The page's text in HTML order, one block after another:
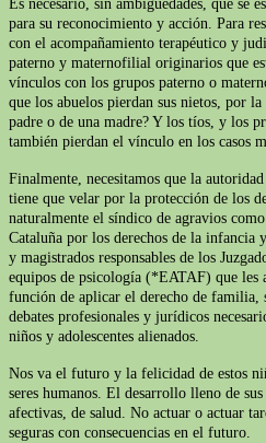
Es necesario, sin ambigüedades, que se
para su reconocimiento y acción. Para
con el acompañamiento terapéutico y
paterno y maternofilial originarios que
vínculos con los grupos paterno o
que los abuelos pierdan sus nietos, por
padre o de una madre? Y los tíos, y los
también pierdan el vínculo en los casos
Finalmente, necesitamos que la
tiene que velar por la protección de los
naturalmente el síndico de agravios
Cataluña por los derechos de la infancia
y magistrados responsables de los
equipos de psicología (*EATAF) que les
función de aplicar el derecho de familia,
debates profesionales y jurídicos
niños y adolescentes alienados.
Nos va el futuro y la felicidad de estos
seres humanos. El desarrollo lleno de sus
afectivas, de salud. No actuar o actuar
seguras con consecuencias en el futuro.